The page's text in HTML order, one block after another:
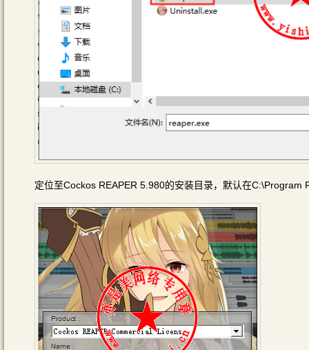
定位至Cockos REAPER 5.980的安装目录，默认在C:\Program